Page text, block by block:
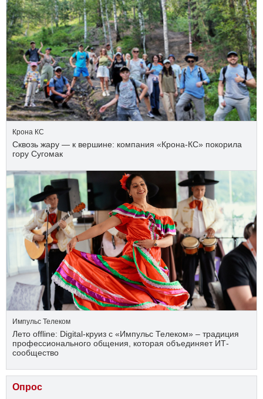
Крона КС
Сквозь жару — к вершине: компания «Крона‑КС» покорила
гору Сугомак
Импульс Телеком
Лето offline: Digital-круиз с «Импульс Телеком» – традиция
профессионального общения, которая объединяет ИТ-
сообщество
Опрос